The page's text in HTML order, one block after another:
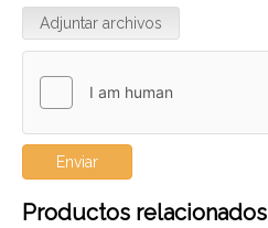
Adjuntar archivos
Enviar
Productos relacionados